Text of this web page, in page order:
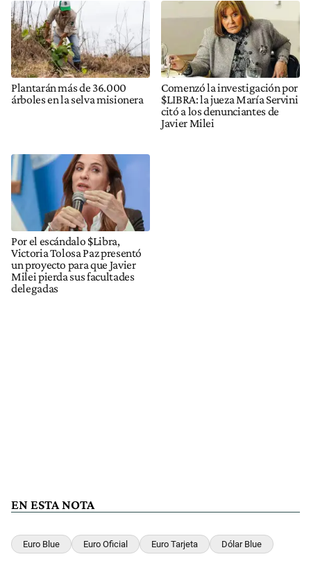
Plantarán más de 36.000
árboles en la selva misionera
Comenzó la investigación por
$LIBRA: la jueza María Servini
citó a los denunciantes de
Javier Milei
Por el escándalo $Libra,
Victoria Tolosa Paz presentó
un proyecto para que Javier
Milei pierda sus facultades
delegadas
EN ESTA NOTA
Euro Blue Euro Oficial Euro Tarjeta Dólar Blue